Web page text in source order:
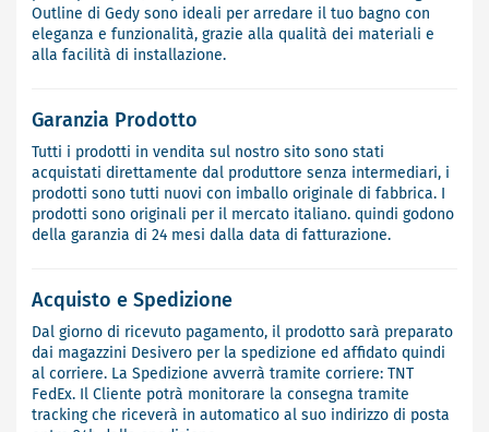
Outline di Gedy sono ideali per arredare il tuo bagno con
eleganza e funzionalità, grazie alla qualità dei materiali e
alla facilità di installazione.
Garanzia Prodotto
Tutti i prodotti in vendita sul nostro sito sono stati
acquistati direttamente dal produttore senza intermediari, i
prodotti sono tutti nuovi con imballo originale di fabbrica. I
prodotti sono originali per il mercato italiano. quindi godono
della garanzia di 24 mesi dalla data di fatturazione.
Acquisto e Spedizione
Dal giorno di ricevuto pagamento, il prodotto sarà preparato
dai magazzini Desivero per la spedizione ed affidato quindi
al corriere. La Spedizione avverrà tramite corriere: TNT
FedEx. Il Cliente potrà monitorare la consegna tramite
tracking che riceverà in automatico al suo indirizzo di posta